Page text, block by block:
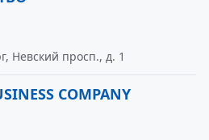
Невский просп., д. 1
COMPANY